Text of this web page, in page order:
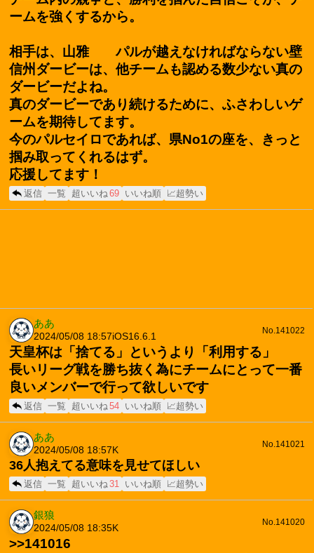
ームを強くするから。
相手は、山雅 パルが越えなければならない壁
信州ダービーは、他チームも認める数少ない真の
ダービーだよね。
真のダービーであり続けるために、ふさわしいゲ
ームを期待してます。
今のパルセイロであれば、県No1の座を、きっと
掴み取ってくれるはず。
応援してます！
返信 一覧 超いいね69 いいね順 📈超勢い
ああ
2024/05/08 18:57iOS16.6.1
No.141022
天皇杯は「捨てる」というより「利用する」
長いリーグ戦を勝ち抜く為にチームにとって一番
良いメンバーで行って欲しいです
返信 一覧 超いいね54 いいね順 📈超勢い
ああ
2024/05/08 18:57 K
No.141021
36人抱えてる意味を見せてほしい
返信 一覧 超いいね31 いいね順 📈超勢い
銀狼
2024/05/08 18:35K
No.141020
>>141016